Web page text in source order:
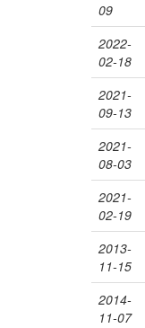
09
2022-
02-18
2021-
09-13
2021-
08-03
2021-
02-19
2013-
11-15
2014-
11-07